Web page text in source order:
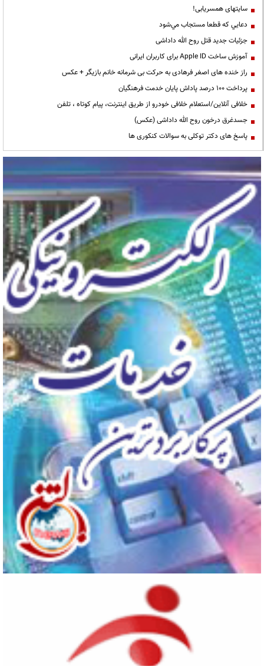
سایتهای همسریابی!
دعايي كه قطعا مستجاب مي‌شود
جزئیات جدید قتل روح الله داداشی
آموزش ساخت Apple ID برای کاربران ایرانی
راز خنده های اصغر فرهادی به حرکت بی شرمانه خانم بازیگر + عکس
پرداخت ۱۰۰ درصد پاداش پایان خدمت فرهنگیان
خلافی آنلاین/استعلام خلافی خودرو از طریق اینترنت، پیام کوتاه ، تلفن
جسدغرق درخون روح الله داداشی (عکس)
پاسخ های دکتر توکلی به سوالات کنکوری ها